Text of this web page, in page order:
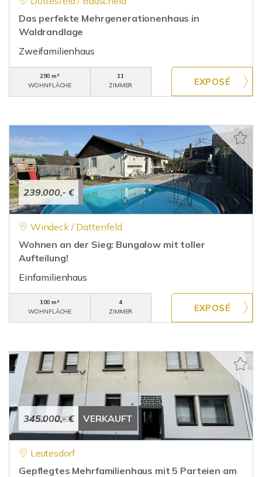
Das perfekte Mehrgenerationenhaus in
Waldrandlage
Zweifamilienhaus
290 m²
WOHNFLÄCHE
11
ZIMMER
239.000,- €
Windeck / Dattenfeld
Wohnen an der Sieg: Bungalow mit toller
Aufteilung!
Einfamilienhaus
100 m²
WOHNFLÄCHE
4
ZIMMER
345.000,- € VERKAUFT
Leutesdorf
Gepflegtes Mehrfamilienhaus mit 5 Parteien am